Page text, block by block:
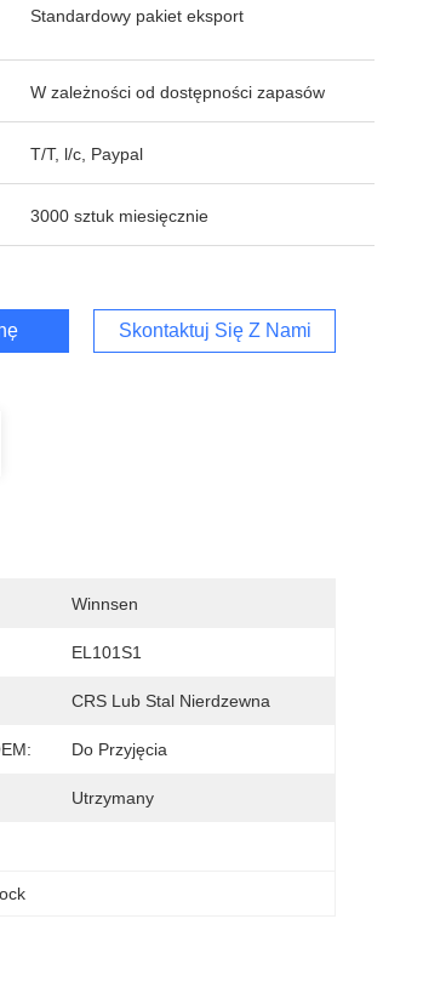
Standardowy pakiet eksport
W zależności od dostępności zapasów
T/T, l/c, Paypal
3000 sztuk miesięcznie
Skontaktuj Się Z Nami
Winnsen
EL101S1
CRS Lub Stal Nierdzewna
Do Przyjęcia
Utrzymany